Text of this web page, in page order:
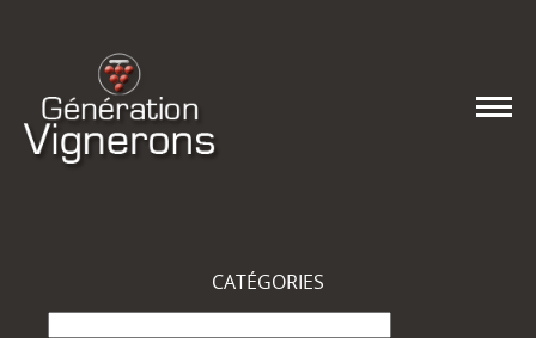
CATÉGORIES
Catégories